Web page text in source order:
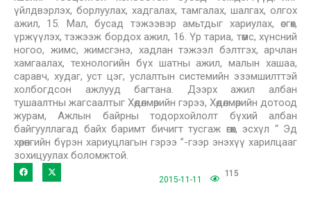
үйлдвэрлэх, борлуулах, хадгалах, тамгалах, шалгах, олгох
ажил, 15. Мал, бусад тэжээвэр амьтдыг хариулах, өсгөх,
үржүүлэх, тэжээж бордох ажил, 16. Үр тариа, төмс, хүнсний
ногоо, жимс, жимсгэнэ, хадлан тэжээл бэлтгэх, арчлан
хамгаалах, технологийн бүх шатны ажил, малын хашаа,
саравч, худаг, уст цэг, услалтын системийн эзэмшилттэй
холбогдсон ажлууд багтана. Дээрх ажил албан
тушаалтны жагсаалтыг Хөдөлмөрийн гэрээ, Хөдөлмөрийн дотоод
журам, Ажлын байрны тодорхойлолт бүхий албан
байгууллагад байх баримт бичигт тусгаж өгөх, эсхүл “ Эд
хөрөнгийн бүрэн хариуцлагын гэрээ ”-гээр энэхүү харилцааг
зохицуулах боломжтой.
2015-11-11
115